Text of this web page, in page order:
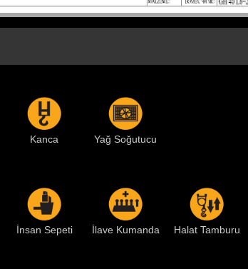
Kanca Yağ Soğutucu
İnsan Sepeti İlave Kumanda Halat Tamburu